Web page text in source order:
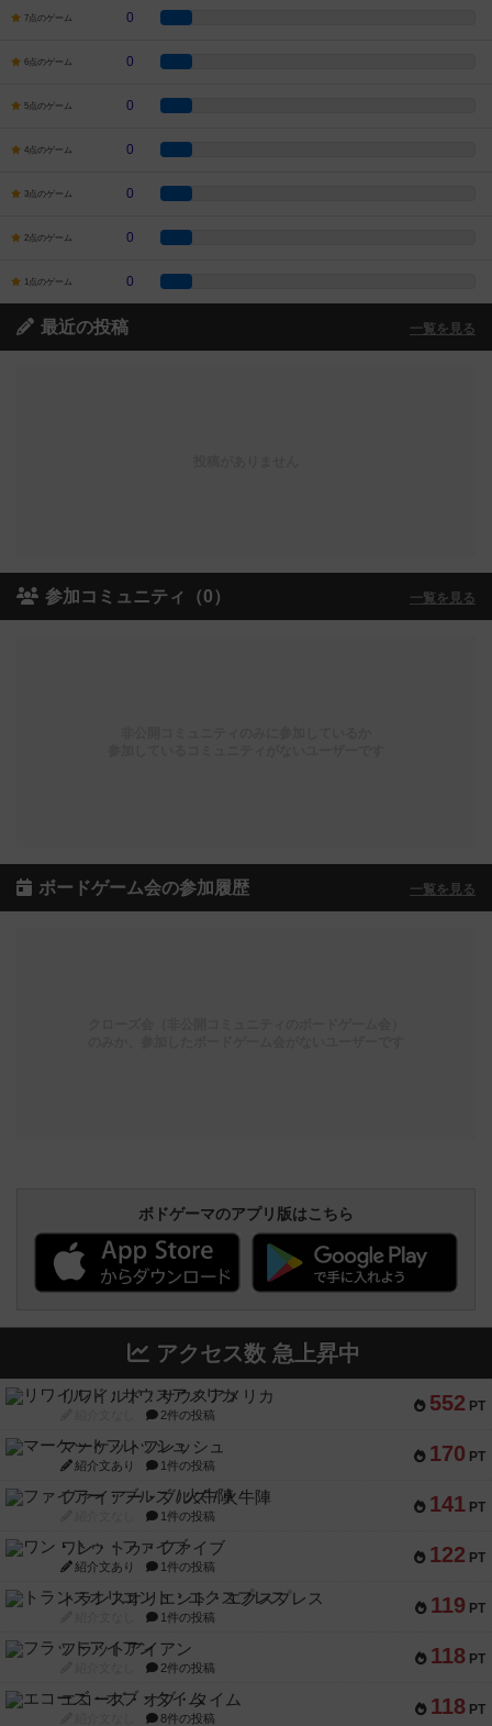
7点のゲーム 0
6点のゲーム 0
5点のゲーム 0
4点のゲーム 0
3点のゲーム 0
2点のゲーム 0
1点のゲーム 0
最近の投稿 一覧を見る
参加コミュニティ（0） 一覧を見る
ボードゲーム会の参加履歴 一覧を見る
ボドゲーマのアプリ版はこちら
アクセス数 急上昇中
552 PT
リワイルド：サウスアメリカ
2件の投稿
170 PT
マーケットフレッシュ
紹介文あり 1件の投稿
141 PT
ファイアー・ブルズ / 火牛陣
1件の投稿
122 PT
ワン・トゥ・ファイブ
紹介文あり 1件の投稿
119 PT
トランスオリエント・エクスプレス
1件の投稿
118 PT
フラットアイアン
2件の投稿
118 PT
エコーズ・オブ・タイム
8件の投稿